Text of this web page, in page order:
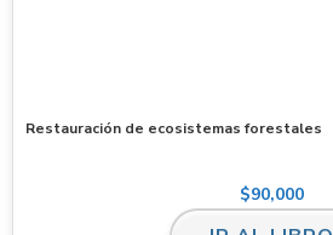
Restauración de ecosistemas forestales
$90,000